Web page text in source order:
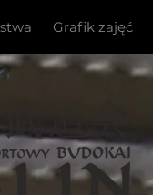
Grafik zajęć